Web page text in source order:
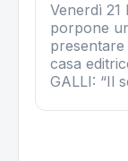
Venerdì 21
porpone
casa
GALLI: “Il